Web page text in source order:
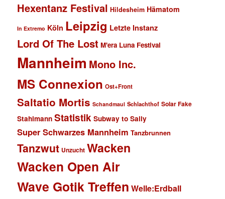
Hexentanz Festival Hildesheim Hämatom
In Extremo Köln Leipzig Letzte Instanz
Lord Of The Lost M'era Luna Festival
Mannheim Mono Inc.
MS Connexion Ost+Front
Saltatio Mortis Schandmaul Schlachthof Solar Fake
Stahlmann Statistik Subway to Sally
Super Schwarzes Mannheim Tanzbrunnen
Tanzwut Unzucht Wacken
Wacken Open Air
Wave Gotik Treffen Welle:Erdball